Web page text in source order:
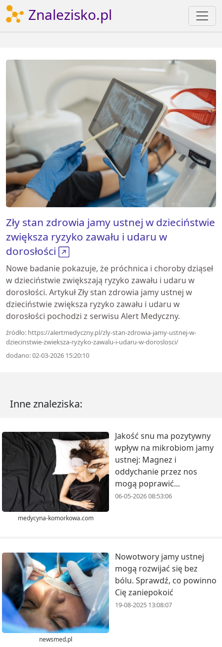
Znalezisko.pl
Zły stan zdrowia jamy ustnej w dzieciństwie
zwiększa ryzyko zawału i udaru w
dorosłości
Nowe badanie pokazuje, że próchnica i choroby dziąseł
w dzieciństwie zwiększają ryzyko zawału i udaru w
dorosłości. Artykuł Zły stan zdrowia jamy ustnej w
dzieciństwie zwiększa ryzyko zawału i udaru w
dorosłości pochodzi z serwisu Alert Medyczny.
źródło: https://alertmedyczny.pl/zly-stan-zdrowia-jamy-ustnej-w-
dziecinstwie-zwieksza-ryzyko-zawalu-i-udaru-w-doroslosci/
dodano: 02-03-2026 15:20:10
Inne znaleziska:
medycyna-komorkowa.com
Jakość snu ma pozytywny
wpływ na mikrobiom jamy
ustnej: Magnez i
oddychanie przez nos
mogą poprawić...
06-05-2026 08:53:06
newsmed.pl
Nowotwory jamy ustnej
mogą rozwijać się bez
bólu. Sprawdź, co powinno
Cię zaniepokoić
19-08-2025 13:08:07